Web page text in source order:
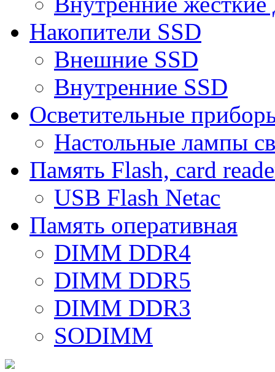
Накопители SSD
Внешние SSD
Внутренние SSD
Осветительные
Настольные лампы
Память Flash, card
USB Flash Netac
Память оперативная
DIMM DDR4
DIMM DDR5
DIMM DDR3
SODIMM